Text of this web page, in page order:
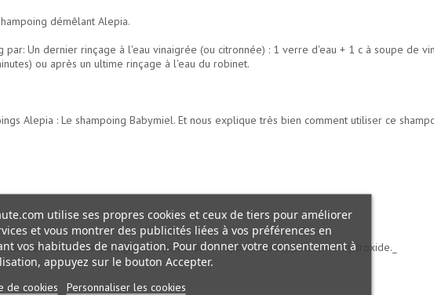
démêlant Alepia.
Un dernier rinçage à l'eau vinaigrée (ou citronnée) : 1 verre d'eau + 1 c à soupe de
ou après un ultime rinçage à l'eau du robinet.
Alepia : Le shampoing Babymiel. Et nous explique très bien comment utiliser ce
de baie de laurier bio), glycerin (issue de la saponification), potassium hydroxide._
utilise ses propres cookies et ceux de tiers pour améliorer
et vous montrer des publicités liées à vos préférences en
vos habitudes de navigation. Pour donner votre consentement à
appuyez sur le bouton Accepter.
de cookies Personnaliser les cookies